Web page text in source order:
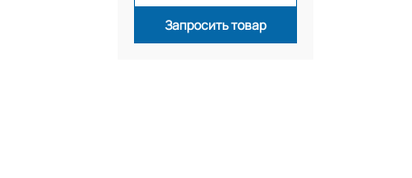
Запросить товар